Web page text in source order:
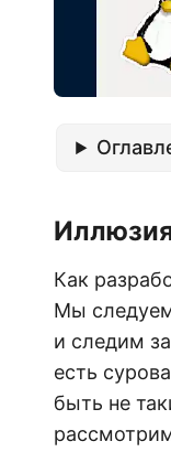
Как
Мы
и следим
есть
быть не